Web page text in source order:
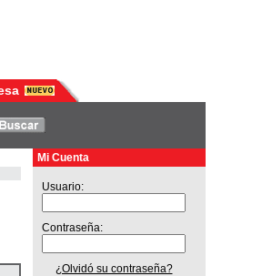
Mi Cuenta
Usuario:
Contraseña:
¿Olvidó su contraseña?